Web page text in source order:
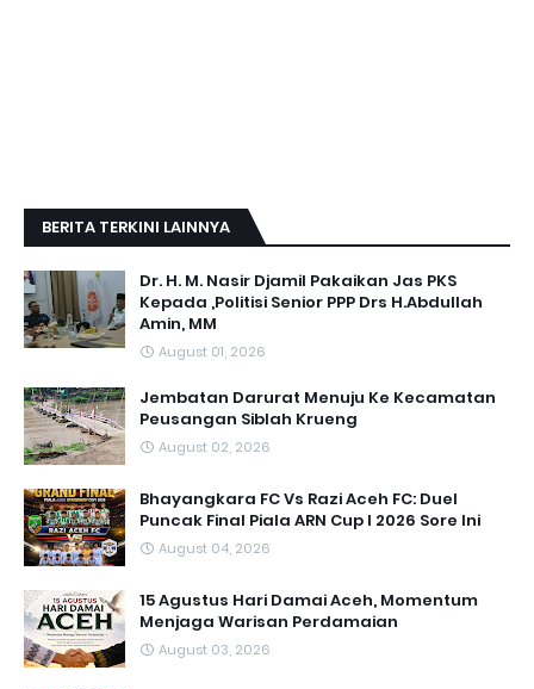
BERITA TERKINI LAINNYA
Dr. H. M. Nasir Djamil Pakaikan Jas PKS
Kepada ,Politisi Senior PPP Drs H.Abdullah
Amin, MM
August 01, 2026
Jembatan Darurat Menuju Ke Kecamatan
Peusangan Siblah Krueng
August 02, 2026
Bhayangkara FC Vs Razi Aceh FC: Duel
Puncak Final Piala ARN Cup I 2026 Sore Ini
August 04, 2026
15 Agustus Hari Damai Aceh, Momentum
Menjaga Warisan Perdamaian
August 03, 2026